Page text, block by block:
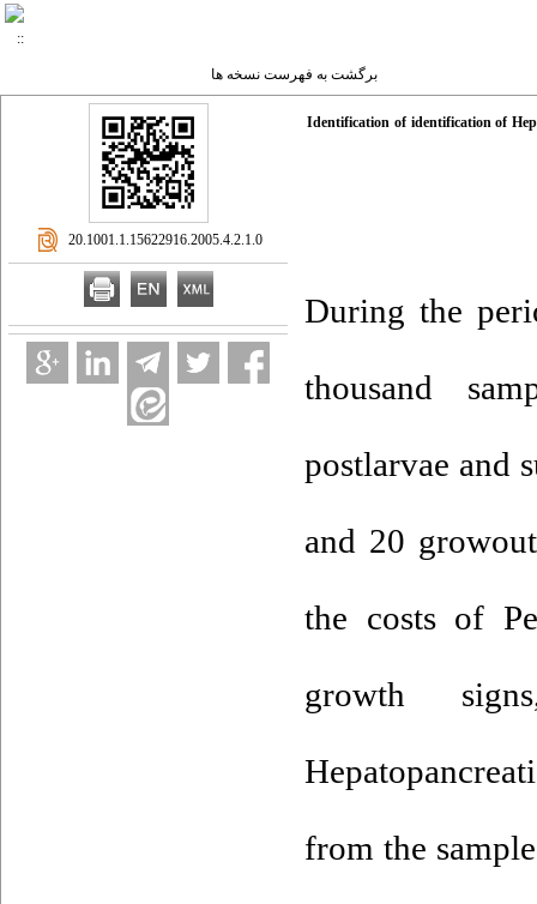
برگشت به فهرست نسخه ها
Identification of identification of
During the
thousand
postlarvae and
and 20
the costs of
growth
from the
‎ 20.1001.1.15622916.2005.4.2.1.0